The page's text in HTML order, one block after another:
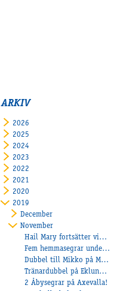
ARKIV
2026
2025
2024
2023
2022
2021
2020
2019
December
November
Hail Mary fortsätter vinna!
Fem hemmasegrar under onsdagen
Dubbel till Mikko på Mantorp!
Tränardubbel på Eklundh på Färjestad
2 Åbysegrar på Axevalla!